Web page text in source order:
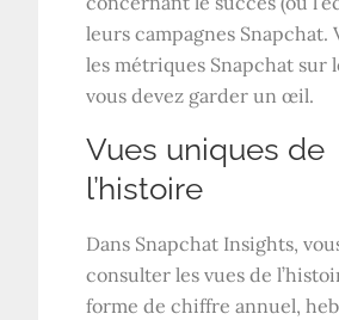
leurs campagnes Snapchat.
les métriques Snapchat sur
vous devez garder un œil.
Vues uniques de
l’histoire
Dans Snapchat Insights,
consulter les vues de
forme de chiffre annuel,